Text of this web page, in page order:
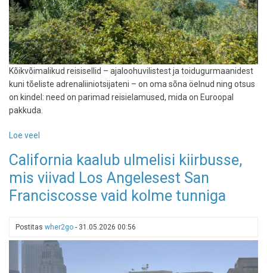
Kõikvõimalikud reisisellid – ajaloohuvilistest ja toidugurmaanidest
kuni tõeliste adrenaliiniotsijateni – on oma sõna öelnud ning otsus
on kindel: need on parimad reisielamused, mida on Euroopal
pakkuda.
Loe veel
valis
Euroopa
25
parimat
vaata,
kuhu
järgmisena
minna
California kaalub ulmelisi kiirbusse,
mis viivad Los Angelesest San
Franciscosse vaid kolme tunniga
Postitas wher2go - 31.05.2026 00:56